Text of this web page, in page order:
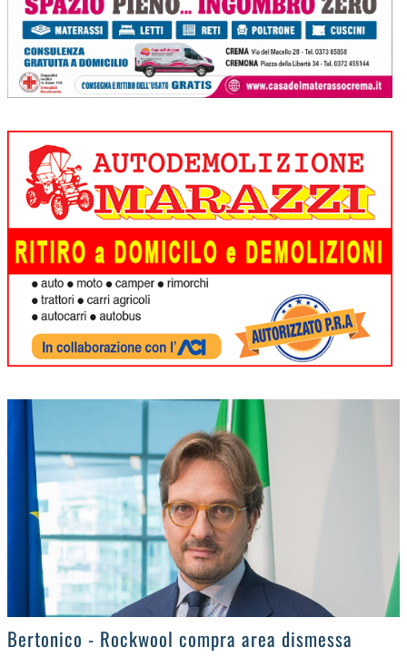
>
Bertonico - Rockwool compra area dismessa